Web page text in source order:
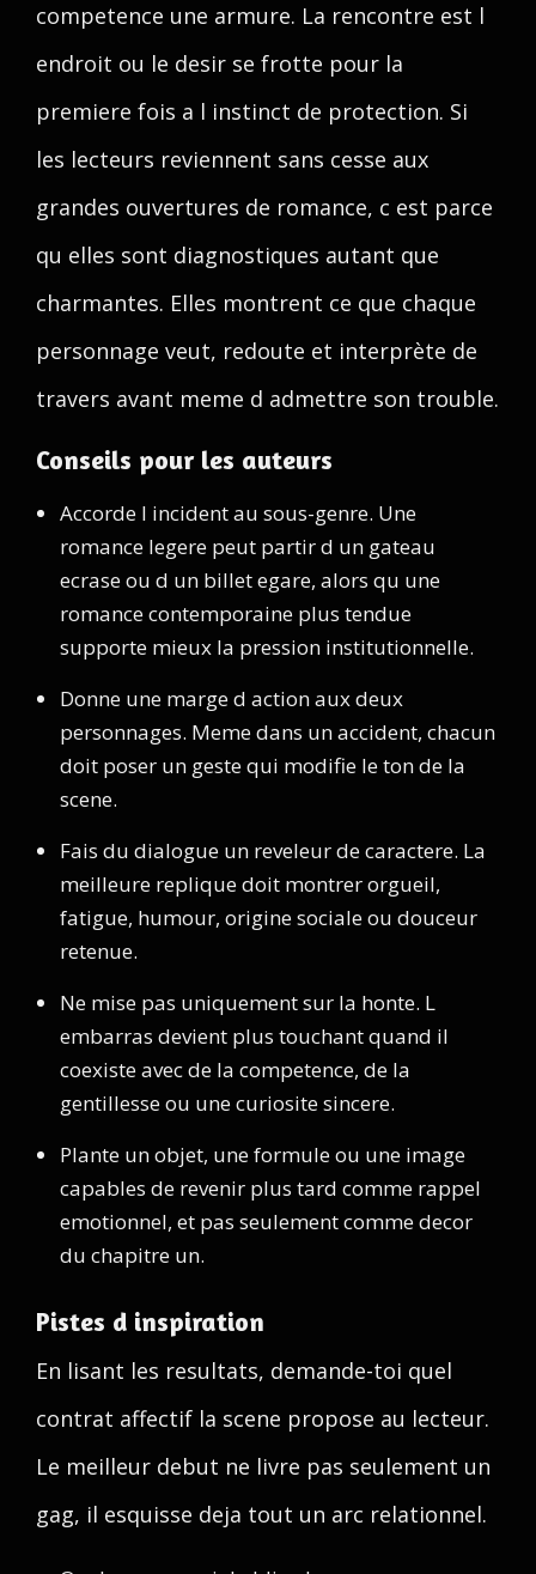
competence une armure. La rencontre est l
endroit ou le desir se frotte pour la
premiere fois a l instinct de protection. Si
les lecteurs reviennent sans cesse aux
grandes ouvertures de romance, c est parce
qu elles sont diagnostiques autant que
charmantes. Elles montrent ce que chaque
personnage veut, redoute et interprète de
travers avant meme d admettre son trouble.
Conseils pour les auteurs
Accorde l incident au sous-genre. Une
romance legere peut partir d un gateau
ecrase ou d un billet egare, alors qu une
romance contemporaine plus tendue
supporte mieux la pression institutionnelle.
Donne une marge d action aux deux
personnages. Meme dans un accident, chacun
doit poser un geste qui modifie le ton de la
scene.
Fais du dialogue un reveleur de caractere. La
meilleure replique doit montrer orgueil,
fatigue, humour, origine sociale ou douceur
retenue.
Ne mise pas uniquement sur la honte. L
embarras devient plus touchant quand il
coexiste avec de la competence, de la
gentillesse ou une curiosite sincere.
Plante un objet, une formule ou une image
capables de revenir plus tard comme rappel
emotionnel, et pas seulement comme decor
du chapitre un.
Pistes d inspiration
En lisant les resultats, demande-toi quel
contrat affectif la scene propose au lecteur.
Le meilleur debut ne livre pas seulement un
gag, il esquisse deja tout un arc relationnel.